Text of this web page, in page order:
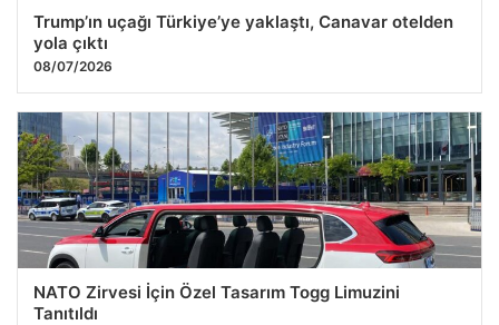
Trump’ın uçağı Türkiye’ye yaklaştı, Canavar otelden
yola çıktı
08/07/2026
NATO Zirvesi İçin Özel Tasarım Togg Limuzini
Tanıtıldı